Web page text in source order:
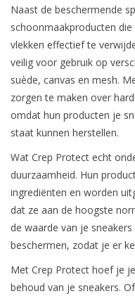
Naast de beschermende
schoonmaakproducten
vlekken effectief te
veilig voor gebruik op
suède, canvas en mesh.
zorgen te maken over
omdat hun producten je
staat kunnen herstellen.
Wat Crep Protect echt
duurzaamheid. Hun
ingrediënten en worden
dat ze aan de hoogste
de waarde van je
beschermen, zodat je er
Met Crep Protect hoef je
behoud van je sneakers.